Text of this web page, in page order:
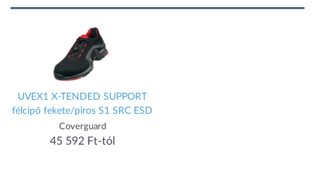
UVEX1 X-TENDED SUPPORT
félcipő fekete/piros S1 SRC ESD
Coverguard
45 592 Ft-tól